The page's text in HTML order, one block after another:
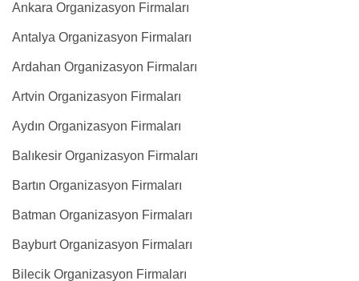
Ankara Organizasyon Firmaları
Antalya Organizasyon Firmaları
Ardahan Organizasyon Firmaları
Artvin Organizasyon Firmaları
Aydın Organizasyon Firmaları
Balıkesir Organizasyon Firmaları
Bartın Organizasyon Firmaları
Batman Organizasyon Firmaları
Bayburt Organizasyon Firmaları
Bilecik Organizasyon Firmaları